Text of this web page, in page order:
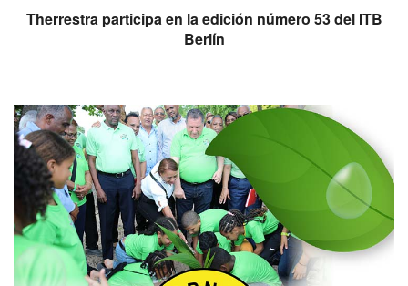
Therrestra participa en la edición número 53 del ITB
Berlín